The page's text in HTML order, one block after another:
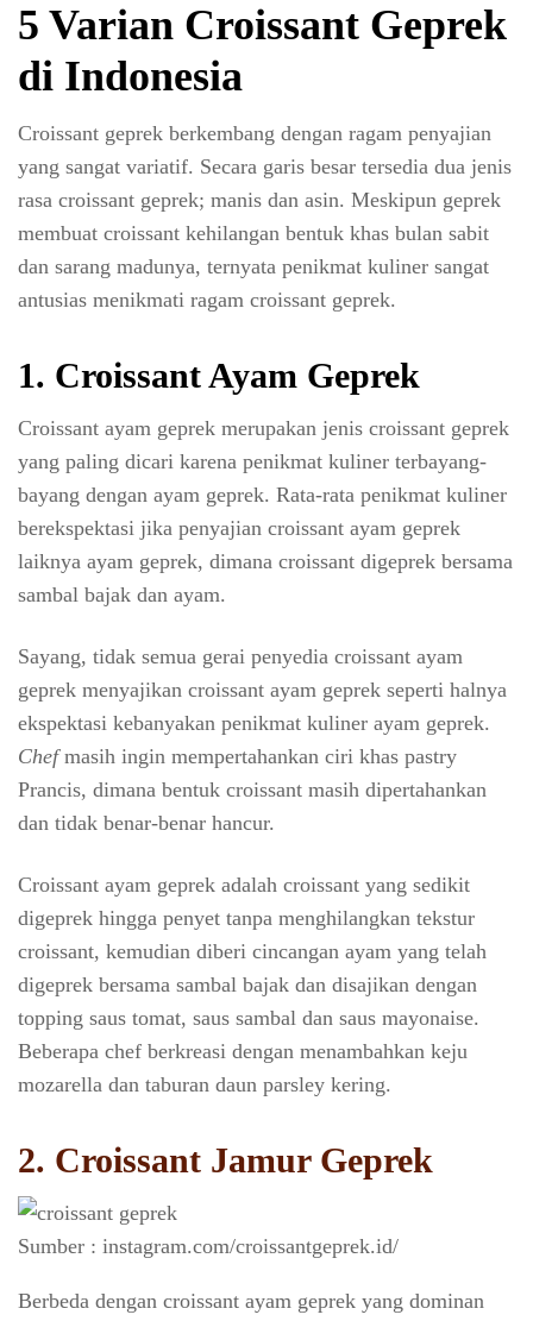
5 Varian Croissant Geprek
di Indonesia
Croissant geprek berkembang dengan ragam penyajian
yang sangat variatif. Secara garis besar tersedia dua jenis
rasa croissant geprek; manis dan asin. Meskipun geprek
membuat croissant kehilangan bentuk khas bulan sabit
dan sarang madunya, ternyata penikmat kuliner sangat
antusias menikmati ragam croissant geprek.
1. Croissant Ayam Geprek
Croissant ayam geprek merupakan jenis croissant geprek
yang paling dicari karena penikmat kuliner terbayang-
bayang dengan ayam geprek. Rata-rata penikmat kuliner
berekspektasi jika penyajian croissant ayam geprek
laiknya ayam geprek, dimana croissant digeprek bersama
sambal bajak dan ayam.
Sayang, tidak semua gerai penyedia croissant ayam
geprek menyajikan croissant ayam geprek seperti halnya
ekspektasi kebanyakan penikmat kuliner ayam geprek.
Chefmasih ingin mempertahankan ciri khas pastry
Prancis, dimana bentuk croissant masih dipertahankan
dan tidak benar-benar hancur.
Croissant ayam geprek adalah croissant yang sedikit
digeprek hingga penyet tanpa menghilangkan tekstur
croissant, kemudian diberi cincangan ayam yang telah
digeprek bersama sambal bajak dan disajikan dengan
topping saus tomat, saus sambal dan saus mayonaise.
Beberapa chef berkreasi dengan menambahkan keju
mozarella dan taburan daun parsley kering.
2. Croissant Jamur Geprek
Sumber : instagram.com/croissantgeprek.id/
Berbeda dengan croissant ayam geprek yang dominan